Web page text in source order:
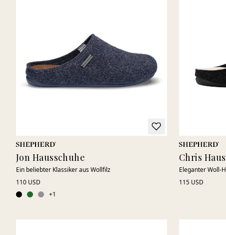
Jon Hausschuhe
Ein beliebter Klassiker aus Wollfilz
110 USD
+1
Chris
Eleganter Woll-
115 USD